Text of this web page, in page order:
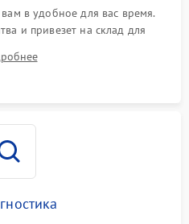
в удобное для вас время.
и привезет на склад для